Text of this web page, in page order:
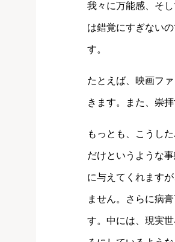
我々に万能感、そ
は錯覚にすぎない
す。
たとえば、映画フ
きます。また、崇
もっとも、こうし
だけというような
に与えてくれます
ません。さらに病
す。中には、現実